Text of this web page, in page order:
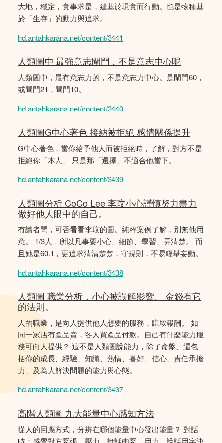
大地，穩定，實事求是，建基於現實而行動。也是物種基
於「生存」的動力與追求。
hd.antahkarana.net/content/3441
人類圖中 最強意志閘門，不是意志中心呢
人類圖中，最有意志力的，不是意志力中心。是閘門60，
或閘門21，閘門10。
hd.antahkarana.net/content/3440
人類圖G中心著色 接納被拒絕 感情關係提升
G中心著色，當你給予他人而被拒絕時，了解，對方不是
拒絕你「本人」 只是那「選擇」不適合他當下。
hd.antahkarana.net/content/3439
人類圖分析 CoCo Lee 李玟小心謹慎努力盡力
做好他人眼中的自己。
有讀者問，可否看看李玟的圖。純粹案例了解，別無他用
意。 1/3人，所以凡事要小心、細節、學習、弄清楚。 而
且她是60.1，更追求清清楚楚，守規則，不易輕舉妄動。
hd.antahkarana.net/content/3438
人類圖 職業分析，小心被誤解影響。 金錢有它
的法則。
人的職業，是向人提供他人想要的服務，賺取報酬。 如
同一家店有產品賣，客人買產品付款。自己有什麼能力服
務可向人提供？ 這不是人類圖說能力，除了命盤、還包
括你的成長、經驗、知識、熱情、喜好、信心、責任承擔
力、及為人解決問題的能力與心態。
hd.antahkarana.net/content/3437
高階人類圖 九大能量中心感知方法
從人的回應方式，分辨在哪個能量中心發出能量？ 對話
時：感覺對方緊張、壓力，說話肉緊、用力，說話用字決